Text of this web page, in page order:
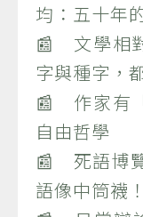
均：五十年
📰 文學相
字與種字，
📰 作家有
自由哲學
📰 死語博
語像中筒襪